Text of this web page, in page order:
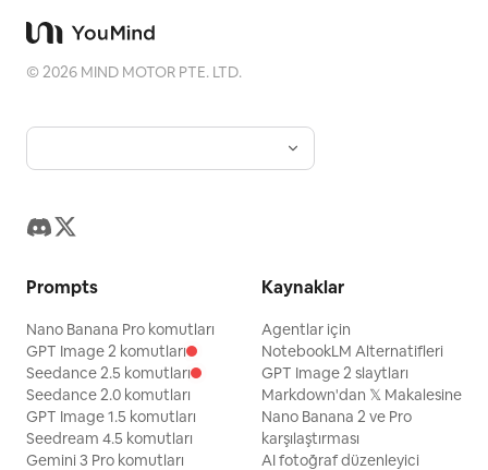
©2026 MIND MOTOR PTE. LTD.
Prompts
Nano Banana Pro komutları
GPT Image 2 komutları
Seedance 2.5 komutları
Seedance 2.0 komutları
GPT Image 1.5 komutları
Seedream 4.5 komutları
Gemini 3 Pro komutları
Kaynaklar
Agentlar için
NotebookLM Alternatifleri
GPT Image 2 slaytları
Markdown'dan 𝕏 Makalesine
Nano Banana 2 ve Pro
karşılaştırması
AI fotoğraf düzenleyici